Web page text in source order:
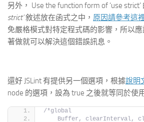
另外， Use the function form of ‘use
strict’敘述放在函式之中， 原因請參考這
免嚴格模式對特定程式碼的影響，所以
著做就可以解決這個錯誤訊息。
還好 JSLint 有提供另一個選項，根據說明
node 的選項，設為 true 之後就等同於使
/*global
Buffer, clearInterval,